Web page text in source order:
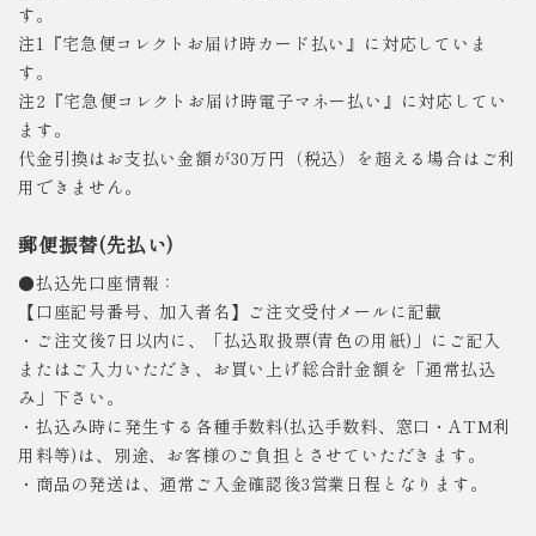
す。
注1『宅急便コレクトお届け時カード払い』に対応していま
す。
注2『宅急便コレクトお届け時電子マネー払い』に対応してい
ます。
代金引換はお支払い金額が30万円（税込）を超える場合はご利
用できません。
郵便振替(先払い)
●払込先口座情報：
【口座記号番号、加入者名】ご注文受付メールに記載
・ご注文後7日以内に、「払込取扱票(青色の用紙)」にご記入
またはご入力いただき、お買い上げ総合計金額を「通常払込
み」下さい。
・払込み時に発生する各種手数料(払込手数料、窓口・ATM利
用料等)は、別途、お客様のご負担とさせていただきます。
・商品の発送は、通常ご入金確認後3営業日程となります。